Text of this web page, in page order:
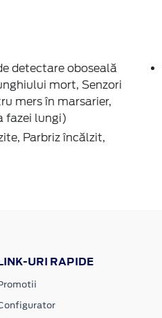
detectare oboseală
mort, Senzori
mers în marsarier,
fazei lungi)
Parbriz încălzit,
URI RAPIDE